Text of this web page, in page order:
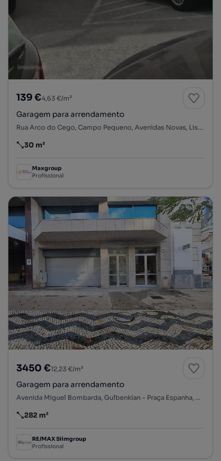
139 €4,63 €/m²
Garagem para arrendamento
Rua Arco do Cego, Campo Pequeno, Avenidas Novas, Lisboa, Lisboa
Preço por metro quadrado
30 m²
Maxgroup
Profissional
3450 €12,23 €/m²
Garagem para arrendamento
Avenida Miguel Bombarda, Gulbenkian - Praça Espanha, Avenidas Novas, Lisboa, Lisboa
Preço por metro quadrado
282 m²
RE/MAX Siimgroup
Profissional